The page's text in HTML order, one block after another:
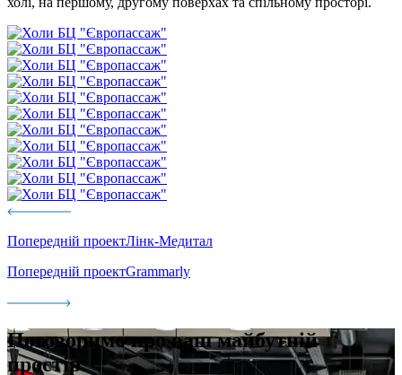
Попередній проектЛінк-Медитал
Попередній проектGrammarly
Поговоримопро ваш майбутній
простір